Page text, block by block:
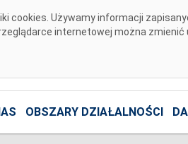
cookies. Używamy informacji
internetowej można
OBSZARY DZIAŁALNOŚCI